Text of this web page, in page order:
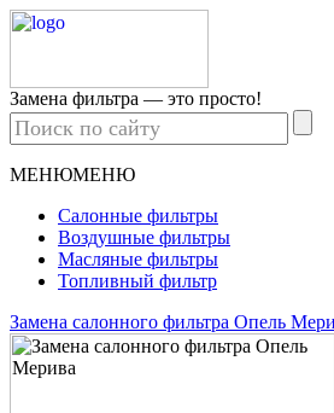
Замена фильтра — это просто!
МЕНЮМЕНЮ
Салонные фильтры
Воздушные фильтры
Масляные фильтры
Топливный фильтр
Замена салонного фильтра Опель